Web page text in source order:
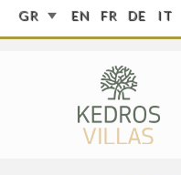
GR EN FR DE IT